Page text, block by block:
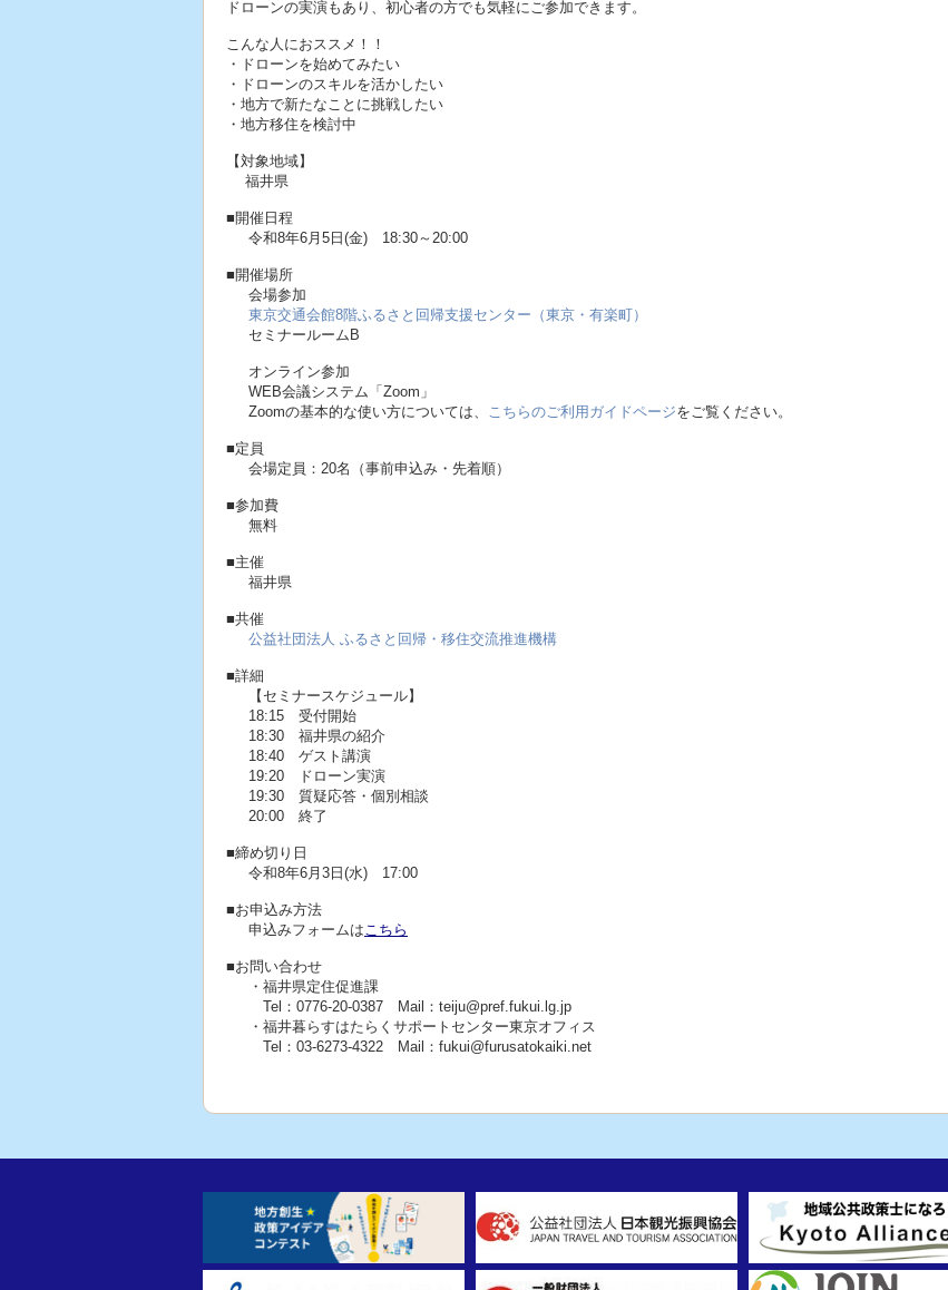
ドローンの実演もあり、初心者の方でも気軽にご参加できます。
こんな人におススメ！！
・ドローンを始めてみたい
・ドローンのスキルを活かしたい
・地方で新たなことに挑戦したい
・地方移住を検討中
【対象地域】
福井県
■開催日程
令和8年6月5日(金) 18:30～20:00
■開催場所
会場参加
東京交通会館8階ふるさと回帰支援センター（東京・有楽町）
セミナールームB
オンライン参加
WEB会議システム「Zoom」
Zoomの基本的な使い方については、 こちらのご利用ガイドページをご覧ください。
■定員
会場定員：20名（事前申込み・先着順）
■参加費
無料
■主催
福井県
■共催
公益社団法人 ふるさと回帰・移住交流推進機構
■詳細
【セミナースケジュール】
18:15 受付開始
18:30 福井県の紹介
18:40 ゲスト講演
19:20 ドローン実演
19:30 質疑応答・個別相談
20:00 終了
■締め切り日
令和8年6月3日(水) 17:00
■お申込み方法
申込みフォームはこちら
■お問い合わせ
・福井県定住促進課
Tel：0776-20-0387 Mail：teiju@pref.fukui.lg.jp
・福井暮らすはたらくサポートセンター東京オフィス
Tel：03-6273-4322 Mail：fukui@furusatokaiki.net